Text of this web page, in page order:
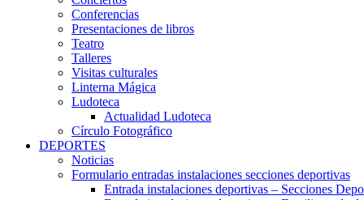
Conferencias
Presentaciones de libros
Teatro
Talleres
Visitas culturales
Linterna Mágica
Ludoteca
Actualidad Ludoteca
Círculo Fotográfico
DEPORTES
Noticias
Formulario entradas instalaciones secciones deportivas
Entrada instalaciones deportivas – Secciones